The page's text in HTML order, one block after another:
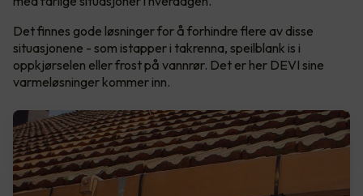
Det finnes gode løsninger for å forhindre flere av disse
situasjonene - som istapper i takrenna, speilblank is i
oppkjørselen eller frost på vannrør. Det er her DEVI sine
varmeløsninger kommer inn.